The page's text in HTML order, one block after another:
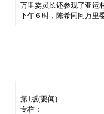
万里委员长还参观了亚运
下午６时，陈希同问万里
第1版(要闻)
专栏：